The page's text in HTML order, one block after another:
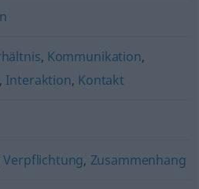
, Kommunikation,
, Interaktion, Kontakt
Verpflichtung, Zusammenhang